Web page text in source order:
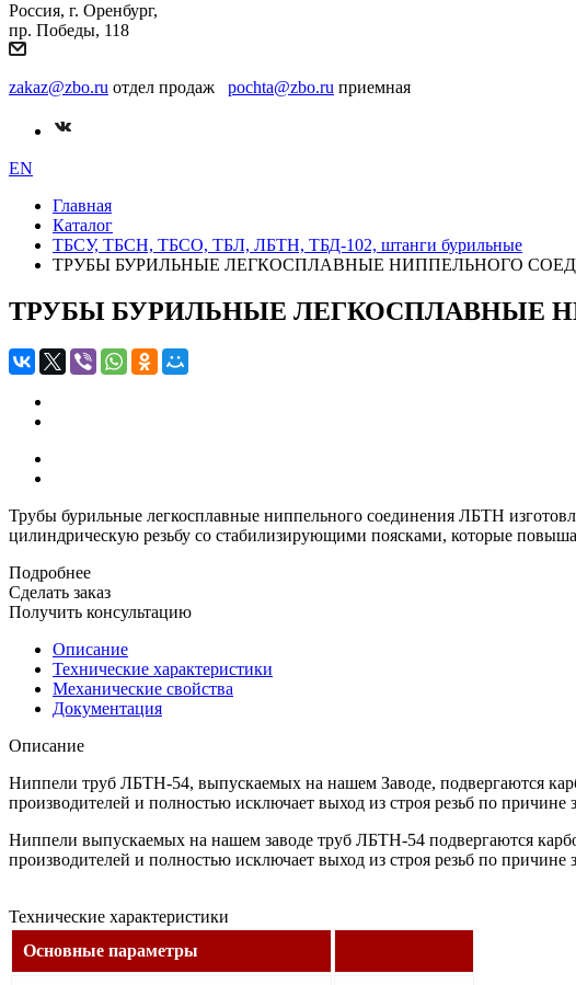
Россия, г. Оренбург,
пр. Победы, 118
zakaz@zbo.ru отдел продаж pochta@zbo.ru приемная
EN
Главная
Каталог
ТБСУ, ТБСН, ТБСО, ТБЛ, ЛБТН, ТБД-102, штанги бурильные
ТРУБЫ БУРИЛЬНЫЕ ЛЕГКОСПЛАВНЫЕ НИППЕЛЬНОГО
ТРУБЫ БУРИЛЬНЫЕ ЛЕГКОСПЛАВНЫЕ
Трубы бурильные легкосплавные ниппельного соединения ЛБТН
цилиндрическую резьбу со стабилизирующими поясками, которые
Подробнее
Сделать заказ
Получить консультацию
Описание
Технические характеристики
Механические свойства
Документация
Описание
Ниппели труб ЛБТН-54, выпускаемых на нашем Заводе, подвергаются
производителей и полностью исключает выход из строя резьб по причине
Ниппели выпускаемых на нашем заводе труб ЛБТН-54 подвергаются
производителей и полностью исключает выход из строя резьб по причине
Технические характеристики
Основные параметры